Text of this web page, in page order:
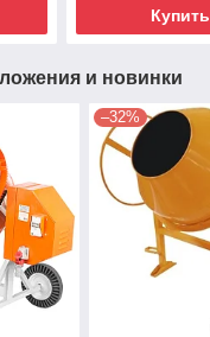
Купить
и новинки
–32%